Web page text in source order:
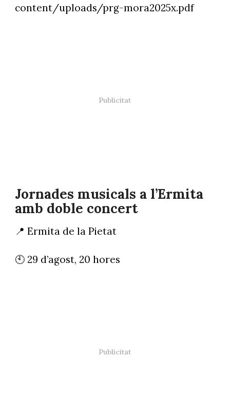
content/uploads/prg-mora2025x.pdf
Jornades musicals a l’Ermita
amb doble concert
📍 Ermita de la Pietat
🕙 29 d’agost, 20 hores